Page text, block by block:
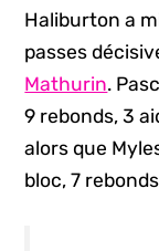
Haliburton a
passes
Mathurin.
9 rebonds, 3
alors que
bloc, 7